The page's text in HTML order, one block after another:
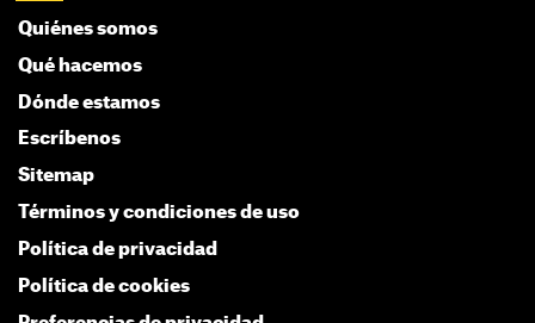
Quiénes somos
Qué hacemos
Dónde estamos
Escríbenos
Sitemap
Términos y condiciones de uso
Política de privacidad
Política de cookies